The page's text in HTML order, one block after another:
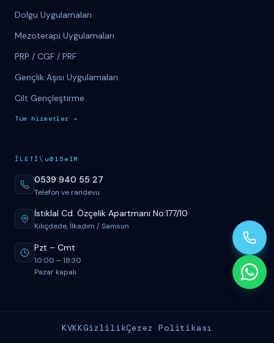
Dolgu Uygulamaları
Mezoterapi Uygulamaları
PRP / CGF / PRF
Gençlik Aşısı Uygulamaları
Cilt Gençleştirme
Tüm hizmetler →
İ LET İ \u015eIM
0539 940 55 27
Telefon ve randevu
İstiklal Cd. Özçelik Apartmanı No:177/10
Kılıçdede, İlkadım / Samsun
Pzt – Cmt
10:00 – 18:30
Pazar kapalı
KVKKGizlilikÇerez Politikası